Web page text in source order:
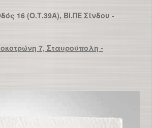
16 (Ο.Τ.39Α), ΒΙ.ΠΕ Σίνδου -
7, Σταυρούπολη -